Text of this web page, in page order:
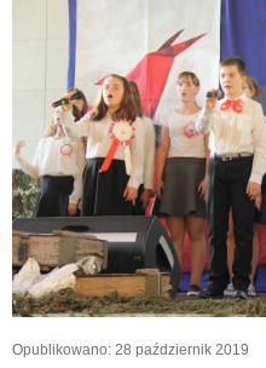
Opublikowano: 28 październik 2019